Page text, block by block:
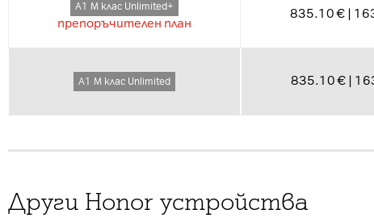
А1 М клас Unlimited+
препоръчителен план
835.10 € |
А1 М клас Unlimited 835.10 € |
Други Honor устройства